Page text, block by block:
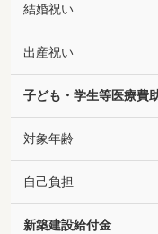
結婚祝い
出産祝い
子ども・学生等医療費
対象年齢
自己負担
新築建設給付金